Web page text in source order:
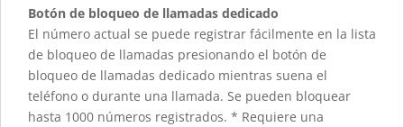
Botón de bloqueo de llamadas dedicado
El número actual se puede registrar fácilmente en la lista
de bloqueo de llamadas presionando el botón de
bloqueo de llamadas dedicado mientras suena el
teléfono o durante una llamada. Se pueden bloquear
hasta 1000 números registrados. * Requiere una